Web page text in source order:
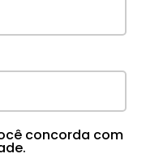
concorda com